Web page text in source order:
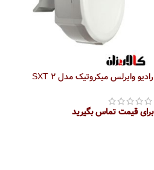
رادیو وایرلس میکروتیک مدل SXT 2
برای قیمت تماس بگیرید